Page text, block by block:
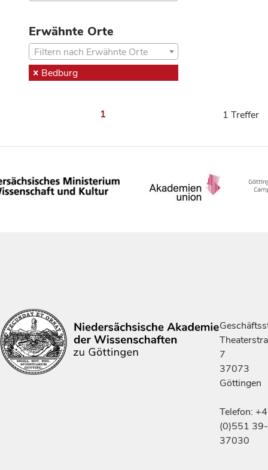
Erwähnte Orte
Filtern nach Erwähnte Orte
Bedburg
1 1 Treffer
7
37073
Göttingen
Telefon:
(0)551 39-
37030